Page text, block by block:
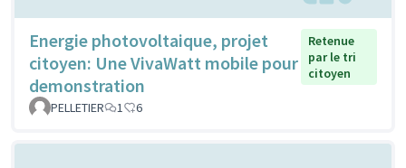
Energie photovoltaique, projet
citoyen: Une VivaWatt mobile pour
demonstration
Retenue
par le tri
citoyen
PELLETIER 1 6